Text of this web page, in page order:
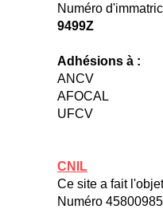
Numéro
9499Z
Adhésions à :
ANCV
AFOCAL
UFCV
CNIL
Ce site a fait
Numéro